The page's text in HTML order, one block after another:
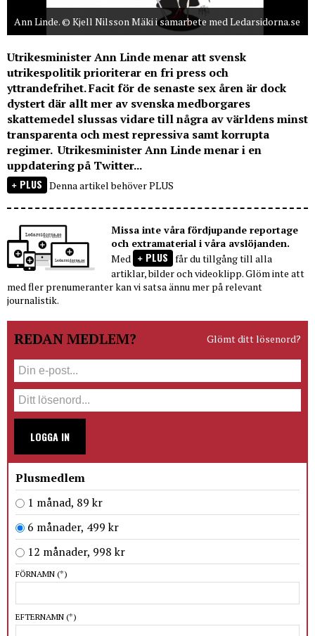
Ann Linde. © Kjell Nilsson Mäki i samarbete med Ledarsidorna.se
Utrikesminister Ann Linde menar att svensk
utrikespolitik prioriterar en fri press och
yttrandefrihet. Facit för de senaste sex åren är dock
dystert där allt mer av svenska medborgares
skattemedel slussas vidare till några av världens minst
transparenta och mest repressiva samt korrupta
regimer. Utrikesminister Ann Linde menar i en
uppdatering på Twitter...
PLUS Denna artikel behöver PLUS
Missa inte våra fördjupande reportage
och extramaterial i våra avslöjanden.
Med
PLUS får du tillgång till alla
artiklar, bilder och videoklipp. Glöm inte att
med fler prenumeranter kan vi satsa ännu mer på relevant
journalistik.
REDAN MEDLEM? Glömt ditt lösenord?
LOGGA IN
Plusmedlem
1 månad, 89 kr
6 månader, 499 kr
12 månader, 998 kr
FÖRNAMN (*)
EFTERNAMN (*)